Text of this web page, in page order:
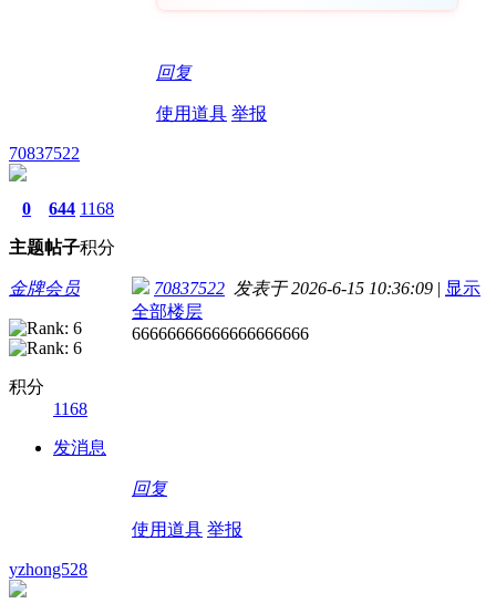
回复
使用道具 举报
70837522
0
主题
644
帖子
1168
积分
金牌会员
积分
1168
发消息
70837522 发表于 2026-6-15 10:36:09 | 显示
全部楼层
66666666666666666666
回复
使用道具 举报
yzhong528